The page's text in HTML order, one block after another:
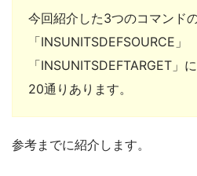
今回紹介した3つのコマンド
「INSUNITSDEFSOURCE」
「INSUNITSDEFTARGET」
20通りあります。
参考までに紹介します。